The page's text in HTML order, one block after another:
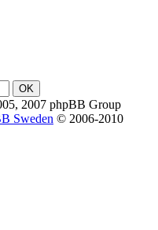
2007 phpBB Group
Sweden © 2006-2010